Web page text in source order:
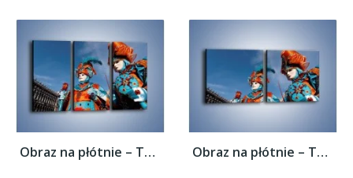
Obraz na płótnie – Tajemnicze postacie w... Obraz na płótnie – Tajemnicze postacie w...